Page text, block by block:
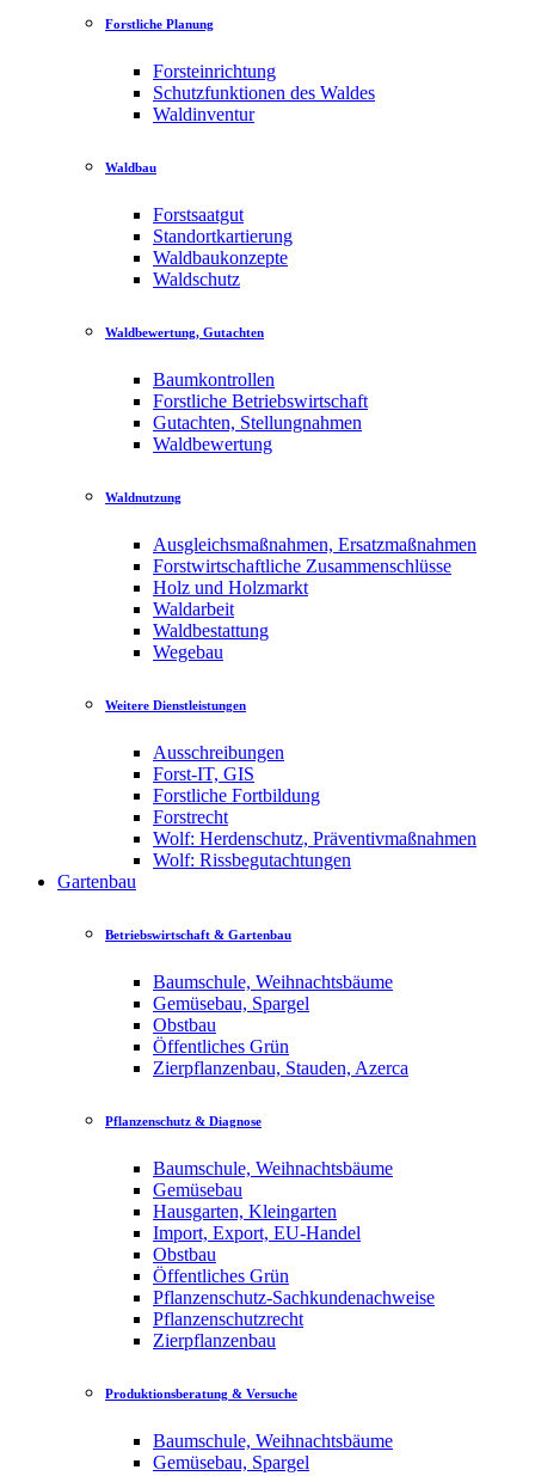
Forstliche Planung
Forsteinrichtung
Schutzfunktionen des Waldes
Waldinventur
Waldbau
Forstsaatgut
Standortkartierung
Waldbaukonzepte
Waldschutz
Waldbewertung, Gutachten
Baumkontrollen
Forstliche Betriebswirtschaft
Gutachten, Stellungnahmen
Waldbewertung
Waldnutzung
Ausgleichsmaßnahmen, Ersatzmaßnahmen
Forstwirtschaftliche Zusammenschlüsse
Holz und Holzmarkt
Waldarbeit
Waldbestattung
Wegebau
Weitere Dienstleistungen
Ausschreibungen
Forst-IT, GIS
Forstliche Fortbildung
Forstrecht
Wolf: Herdenschutz, Präventivmaßnahmen
Wolf: Rissbegutachtungen
Gartenbau
Betriebswirtschaft & Gartenbau
Baumschule, Weihnachtsbäume
Gemüsebau, Spargel
Obstbau
Öffentliches Grün
Zierpflanzenbau, Stauden, Azerca
Pflanzenschutz & Diagnose
Baumschule, Weihnachtsbäume
Gemüsebau
Hausgarten, Kleingarten
Import, Export, EU-Handel
Obstbau
Öffentliches Grün
Pflanzenschutz-Sachkundenachweise
Pflanzenschutzrecht
Zierpflanzenbau
Produktionsberatung & Versuche
Baumschule, Weihnachtsbäume
Gemüsebau, Spargel